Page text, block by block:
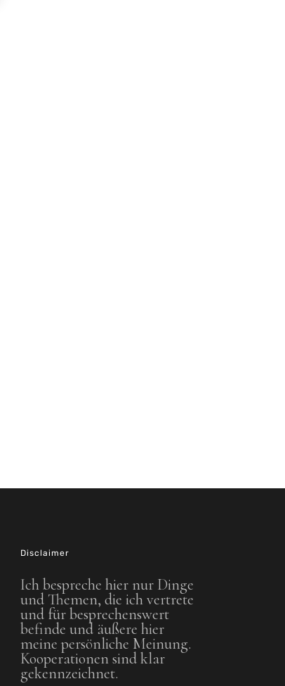
Ich bespreche hier nur Dinge
und Themen, die ich vertrete
und für besprechenswert
befinde und äußere hier
meine persönliche Meinung.
Kooperationen sind klar
gekennzeichnet.